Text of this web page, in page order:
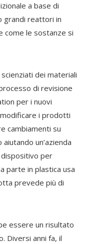
a base di
grandi reattori in
come le sostanze si
dei materiali
di revisione
per i nuovi
i prodotti
cambiamenti su
un’azienda
per
parte in plastica usa
prevede più di
essere un risultato
Diversi anni fa, il